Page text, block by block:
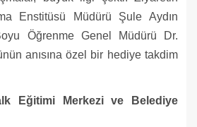
Enstitüsü Müdürü Şule Aydın
Öğrenme Genel Müdürü Dr.
anısına özel bir hediye takdim
Eğitimi Merkezi ve Belediye